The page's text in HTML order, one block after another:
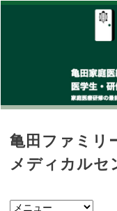
亀田ファミリ
メディカルセ